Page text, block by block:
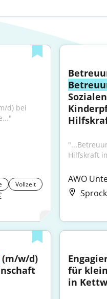
d) bei
Vollzeit
Hilfskraft
AWO
(m/w/d)
für
in